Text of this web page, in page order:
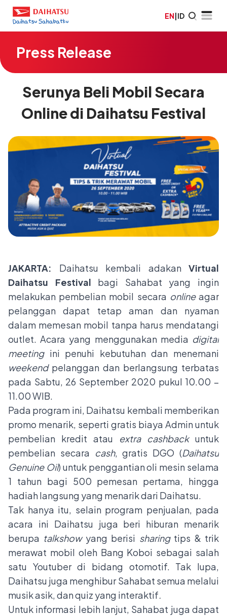
EN|ID
Press Release
Serunya Beli Mobil Secara
Online di Daihatsu Festival
JAKARTA: Daihatsu kembali adakan Virtual
Daihatsu Festival bagi Sahabat yang ingin
melakukan pembelian mobil secara onlineagar
pelanggan dapat tetap aman dan nyaman
dalam memesan mobil tanpa harus mendatangi
outlet. Acara yang menggunakan media digital
meeting ini penuhi kebutuhan dan menemani
weekendpelanggan dan berlangsung terbatas
pada Sabtu, 26 September 2020 pukul 10.00 –
11.00 WIB.
Pada program ini, Daihatsu kembali memberikan
promo menarik, seperti gratis biaya Admin untuk
pembelian kredit atau extra cashbackuntuk
pembelian secara cash, gratis DGO (Daihatsu
Genuine Oil) untuk penggantian oli mesin selama
1 tahun bagi 500 pemesan pertama, hingga
hadiah langsung yang menarik dari Daihatsu.
Tak hanya itu, selain program penjualan, pada
acara ini Daihatsu juga beri hiburan menarik
berupa talkshowyang berisi sharingtips & trik
merawat mobil oleh Bang Koboi sebagai salah
satu Youtuber di bidang otomotif. Tak lupa,
Daihatsu juga menghibur Sahabat semua melalui
musik asik, dan quiz yang interaktif.
Untuk informasi lebih lanjut, Sahabat juga dapat